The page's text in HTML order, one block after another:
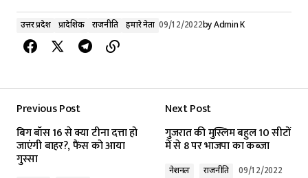
उत्तर प्रदेश प्रादेशिक राजनीति हमारे नेता 09/12/2022byAdmin K
Previous Post
बिग बॉस 16 से क्या टीना दत्ता हो
जाएंगी बाहर?, फैंस को आया
गुस्सा
Next Post
गुजरात की मुस्लिम बहुल 10 सीटों
में से 8 पर भाजपा का कब्जा
नेशनल राजनीति 09/12/2022